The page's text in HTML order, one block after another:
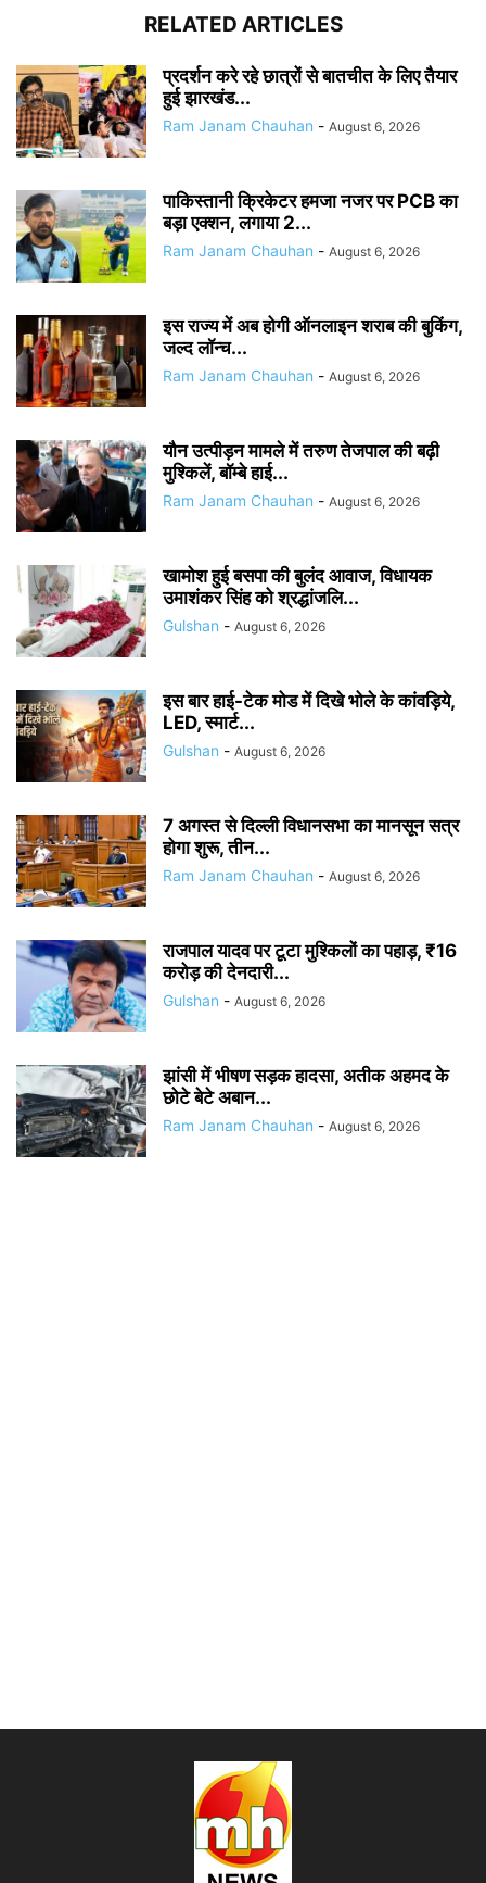
RELATED ARTICLES
प्रदर्शन करे रहे छात्रों से बातचीत के लिए तैयार
हुई झारखंड...
Ram Janam Chauhan - August 6, 2026
पाकिस्तानी क्रिकेटर हमजा नजर पर PCB का
बड़ा एक्शन, लगाया 2...
Ram Janam Chauhan - August 6, 2026
इस राज्य में अब होगी ऑनलाइन शराब की बुकिंग,
जल्द लॉन्च...
Ram Janam Chauhan - August 6, 2026
यौन उत्पीड़न मामले में तरुण तेजपाल की बढ़ी
मुश्किलें, बॉम्बे हाई...
Ram Janam Chauhan - August 6, 2026
खामोश हुई बसपा की बुलंद आवाज, विधायक
उमाशंकर सिंह को श्रद्धांजलि...
Gulshan - August 6, 2026
इस बार हाई-टेक मोड में दिखे भोले के कांवड़िये,
LED, स्मार्ट...
Gulshan - August 6, 2026
7 अगस्त से दिल्ली विधानसभा का मानसून सत्र
होगा शुरू, तीन...
Ram Janam Chauhan - August 6, 2026
राजपाल यादव पर टूटा मुश्किलों का पहाड़, ₹16
करोड़ की देनदारी...
Gulshan - August 6, 2026
झांसी में भीषण सड़क हादसा, अतीक अहमद के
छोटे बेटे अबान...
Ram Janam Chauhan - August 6, 2026